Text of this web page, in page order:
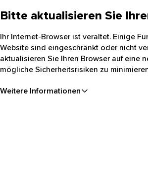
Bitte aktualisieren Sie
Ihr Internet-Browser ist veraltet. Einige
Website sind eingeschränkt oder nicht
aktualisieren Sie Ihren Browser auf eine
mögliche Sicherheitsrisiken zu
Weitere Informationen